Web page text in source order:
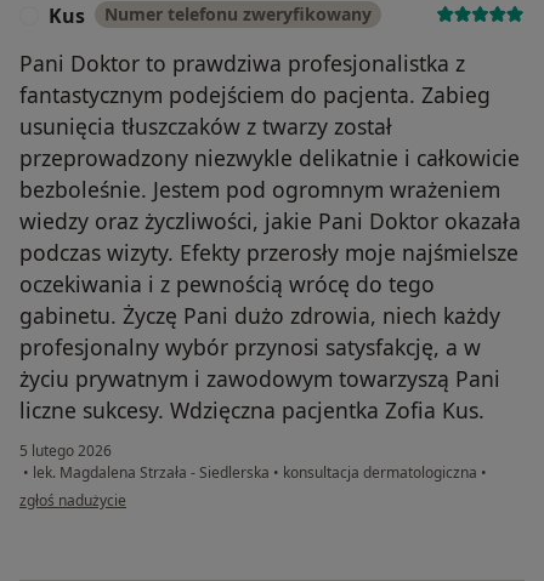
Kus Numer telefonu zweryfikowany
Pani Doktor to prawdziwa profesjonalistka z
fantastycznym podejściem do pacjenta. Zabieg
usunięcia tłuszczaków z twarzy został
przeprowadzony niezwykle delikatnie i całkowicie
bezboleśnie. Jestem pod ogromnym wrażeniem
wiedzy oraz życzliwości, jakie Pani Doktor okazała
podczas wizyty. Efekty przerosły moje najśmielsze
oczekiwania i z pewnością wrócę do tego
gabinetu. Życzę Pani dużo zdrowia, niech każdy
profesjonalny wybór przynosi satysfakcję, a w
życiu prywatnym i zawodowym towarzyszą Pani
liczne sukcesy. Wdzięczna pacjentka Zofia Kus.
5 lutego 2026
• lek. Magdalena Strzała - Siedlerska • konsultacja dermatologiczna •
w opinii użytkownika Kus
zgłoś nadużycie